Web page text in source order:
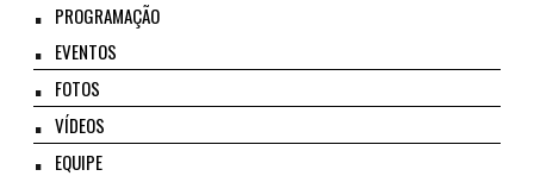
PROGRAMAÇÃO
EVENTOS
FOTOS
VÍDEOS
EQUIPE